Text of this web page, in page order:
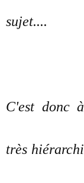
sujet....
C'est donc
très